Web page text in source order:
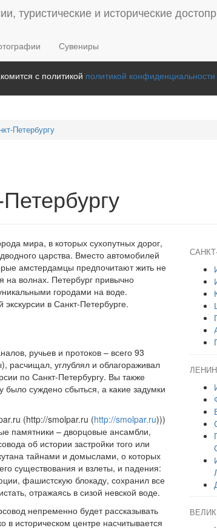
Сувениры
с политикой политикой конфиденциальности
Петербургу
мира, в которых сухопутных дорог,
царства. Вместо автомобилей
амстердамцы предпочитают жить не
на волнах. Петербург привычно
городами на воде.
в Санкт-Петербурге.
ручьев и протоков – всего 93
расчищал, углублял и облагораживал
по Санкт-Петербургу. Вы также
суждено сбыться, а какие задумки
(http://smolpar.ru (http://smolpar.ru)))
памятники – дворцовые ансамбли,
об истории застройки того или
тайнами и домыслами, о которых
существования и взлеты, и падения:
фашистскую блокаду, сохранил все
отражаясь в сизой невской воде.
непременно будет рассказывать
в историческом центре насчитывается